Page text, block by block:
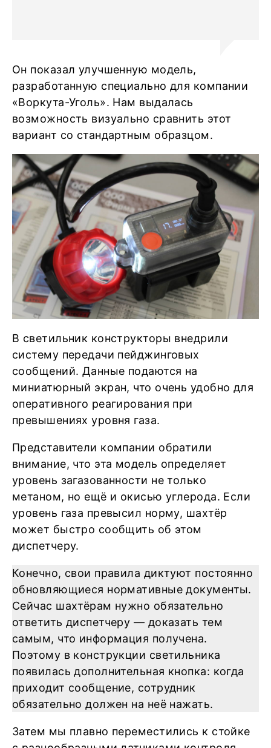
Он показал улучшенную модель,
разработанную специально для компании
«Воркута-Уголь». Нам выдалась
возможность визуально сравнить этот
вариант со стандартным образцом.
В светильник конструкторы внедрили
систему передачи пейджинговых
сообщений. Данные подаются на
миниатюрный экран, что очень удобно для
оперативного реагирования при
превышениях уровня газа.
Представители компании обратили
внимание, что эта модель определяет
уровень загазованности не только
метаном, но ещё и окисью углерода. Если
уровень газа превысил норму, шахтёр
может быстро сообщить об этом
диспетчеру.
Конечно, свои правила диктуют постоянно
обновляющиеся нормативные документы.
Сейчас шахтёрам нужно обязательно
ответить диспетчеру — доказать тем
самым, что информация получена.
Поэтому в конструкции светильника
появилась дополнительная кнопка: когда
приходит сообщение, сотрудник
обязательно должен на неё нажать.
Затем мы плавно переместились к стойке